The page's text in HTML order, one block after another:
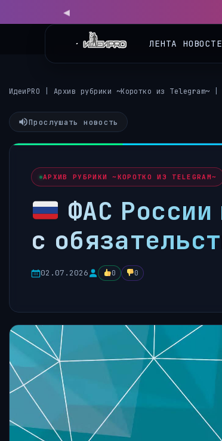
ИдеиPRO Архив рубрики ~Коротко из Telegram~
Прослушать новость
АРХИВ РУБРИКИ ~КОРОТКО ИЗ TELEGRAM~
ФАС
с
02.07.2026 0 0